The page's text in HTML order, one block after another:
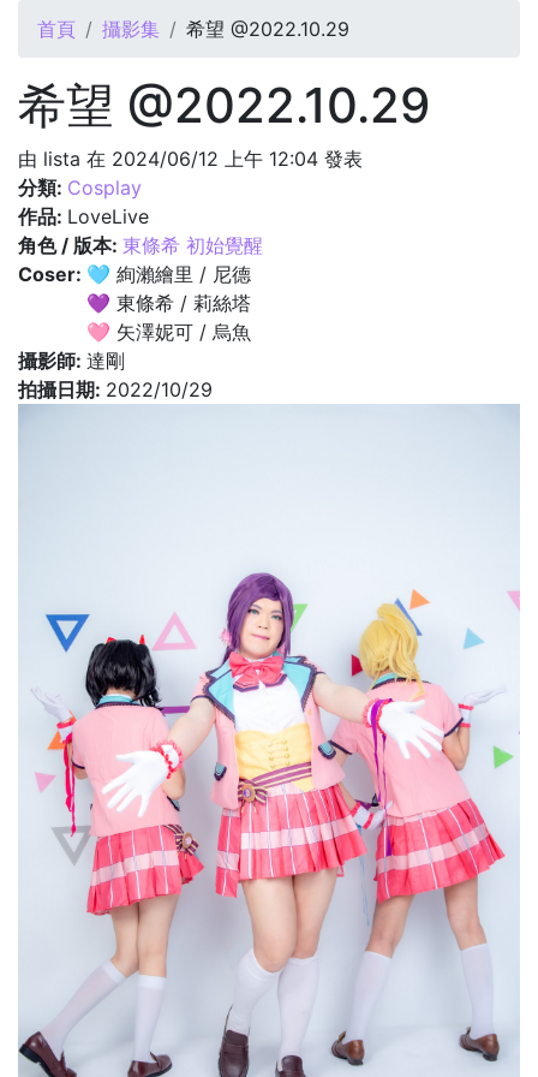
您在這裡
首頁 攝影集 希望 @2022.10.29
希望 @2022.10.29
由 lista 在 2024/06/12 上午 12:04 發表
分類: Cosplay
作品: LoveLive
角色 / 版本: 東條希 初始覺醒
Coser: 🩵 絢瀨繪里 / 尼德
💜 東條希 / 莉絲塔
🩷 矢澤妮可 / 烏魚
攝影師: 達剛
拍攝日期: 2022/10/29